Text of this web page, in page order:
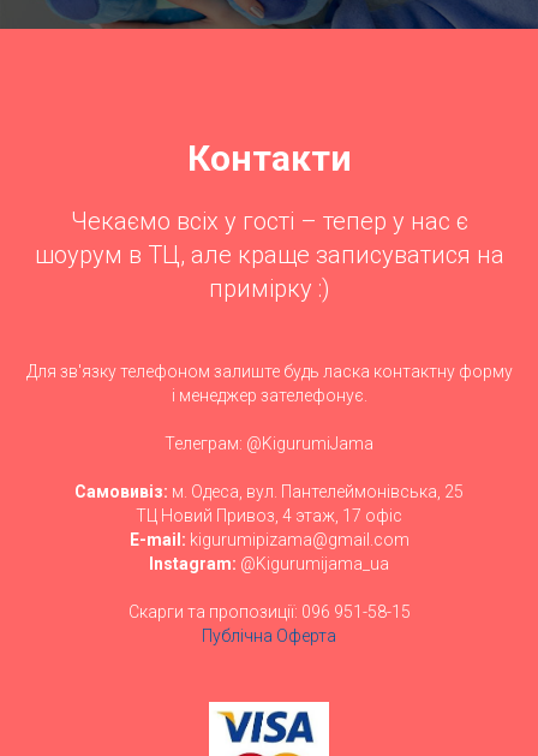
Контакти
Чекаємо всіх у гості – тепер у нас є
шоурум в ТЦ, але краще записуватися на
примірку :)
Для зв'язку телефоном залиште будь ласка контактну форму
і менеджер зателефонує.
Телеграм: @KigurumiJama
Самовивіз: м. Одеса, вул. Пантелеймонівська, 25
ТЦ Новий Привоз, 4 этаж, 17 офіс
E-mail: kigurumipizama@gmail.com
Instagram: @Kigurumijama_ua
Скарги та пропозиції: 096 951-58-15
Публічна Оферта